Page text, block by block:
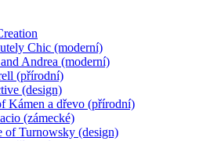
Chic (moderní)
Andrea (moderní)
(přírodní)
(design)
Kámen a dřevo (přírodní)
(zámecké)
of Turnowsky (design)